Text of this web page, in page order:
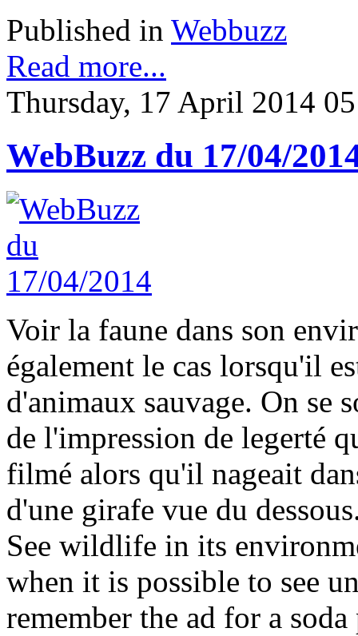
Published in Webbuzz
Read more...
Thursday, 17 April 2014
WebBuzz du 17/04/
Voir la faune dans son
également le cas lorsqu'il
d'animaux sauvage. On se
de l'impression de legerté
filmé alors qu'il nageait
d'une girafe vue du
See wildlife in its
when it is possible to see
remember the ad for a